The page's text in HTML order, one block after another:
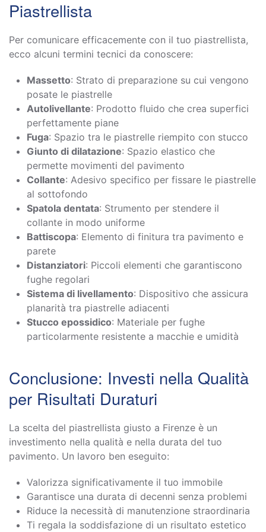
Piastrellista
Per comunicare efficacemente con il tuo piastrellista,
ecco alcuni termini tecnici da conoscere:
Massetto: Strato di preparazione su cui vengono
posate le piastrelle
Autolivellante: Prodotto fluido che crea superfici
perfettamente piane
Fuga: Spazio tra le piastrelle riempito con stucco
Giunto di dilatazione: Spazio elastico che
permette movimenti del pavimento
Collante: Adesivo specifico per fissare le piastrelle
al sottofondo
Spatola dentata: Strumento per stendere il
collante in modo uniforme
Battiscopa: Elemento di finitura tra pavimento e
parete
Distanziatori: Piccoli elementi che garantiscono
fughe regolari
Sistema di livellamento: Dispositivo che assicura
planarità tra piastrelle adiacenti
Stucco epossidico: Materiale per fughe
particolarmente resistente a macchie e umidità
Conclusione: Investi nella Qualità
per Risultati Duraturi
La scelta del piastrellista giusto a Firenze è un
investimento nella qualità e nella durata del tuo
pavimento. Un lavoro ben eseguito:
Valorizza significativamente il tuo immobile
Garantisce una durata di decenni senza problemi
Riduce la necessità di manutenzione straordinaria
Ti regala la soddisfazione di un risultato estetico